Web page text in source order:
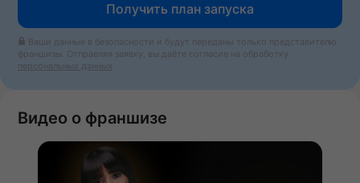
Получить план запуска
Ваши данные в безопасности и будут переданы только представителю
франшизы. Отправляя заявку, вы даёте согласие на обработку
персональных данных
Видео о франшизе